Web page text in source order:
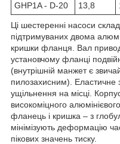
GHP1A - D-20
13,8
Ці шестеренні насоси
підтримуваних двома
кришки фланця. Вал
установчому фланці
(внутрішній манжет є
пилозахисним). Еластичне
ущільнення на місці.
високоміцного
фланець і кришка – з
мінімізують деформацію
пікових значень тиску.